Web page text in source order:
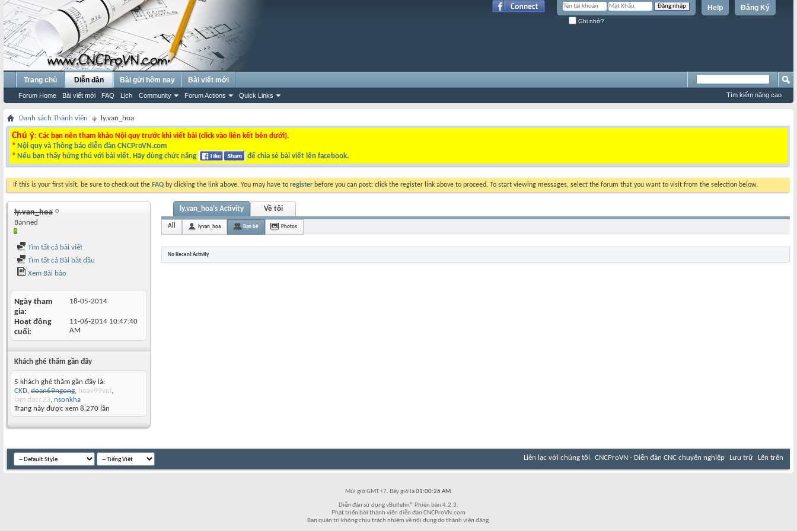
Đăng Ký
Help
Ghi nhớ?
Trang chủ Diễn đàn
Forum Home Bài viết mới FAQ Lịch Community Forum Actions Quick Links
Bài gửi hôm nay Bài viết mới
Tìm kiếm nâng cao
Danh sách Thành viên ly.van_hoa
Chú ý: Các bạn nên tham khảo Nội quy trước khi viết bài (click vào liên kết bên dưới).
* Nội quy và Thông báo diễn đàn CNCProVN.com
* Nếu bạn thấy hứng thú với bài viết. Hãy dùng chức năng để chia sẻ bài viết lên facebook.
If this is your first visit, be sure to check out the FAQ by clicking the link above. You may have to register before you can post: click the register link above to proceed. To start viewing messages, select the forum that you want to visit from the selection below.
ly.van_hoa
Banned
Tìm tất cả bài viết
Tìm tất cả Bài bắt đầu
Xem Bài báo
Ngày tham
gia
18-05-2014
Hoạt động
cuối
11-06-2014 10:47:40
AM
Khách ghé thăm gần đây
5 khách ghé thăm gần đây là:
CKD, doan69ngong, hoav99vui,
lam.dacc23, nsonkha
Trang này được xem 8,270 lần
ly.van_hoa's Activity Về tôi
All ly.van_hoa Bạn bè Photos
No Recent Activity
Liên lạc với chúng tôi CNCProVN - Diễn đàn CNC chuyên nghiệp Lưu trữ Lên trên
Múi giờ GMT +7. Bây giờ là01:00:26 AM.
Diễn đàn sử dụng vBulletin® Phiên bản 4.2.3.
Phát triển bởi thành viên diễn đàn CNCProVN.com
Ban quản trị không chịu trách nhiệm về nội dung do thành viên đăng.